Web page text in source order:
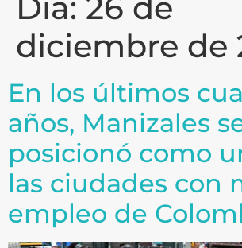
diciembre de
En los últimos
años, Manizales
posicionó como
las ciudades con
empleo de